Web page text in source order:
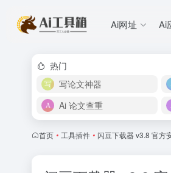
Ai网址 Ai
热门
写论文神器
Ai 论文查重
首页 • 工具插件 • 闪豆下载器 v3.8 官方